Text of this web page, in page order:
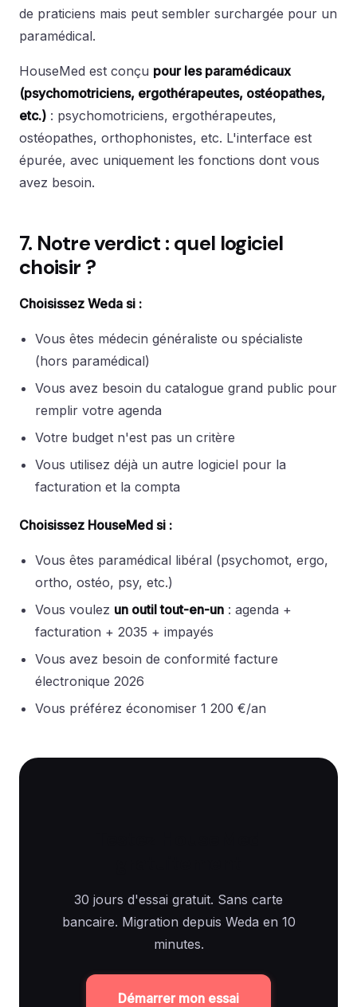
de praticiens mais peut sembler surchargée pour un
paramédical.
HouseMed est conçu pour les paramédicaux
(psychomotriciens, ergothérapeutes, ostéopathes,
etc.) : psychomotriciens, ergothérapeutes,
ostéopathes, orthophonistes, etc. L'interface est
épurée, avec uniquement les fonctions dont vous
avez besoin.
7. Notre verdict : quel logiciel
choisir ?
Choisissez Weda si :
Vous êtes médecin généraliste ou spécialiste
(hors paramédical)
Vous avez besoin du catalogue grand public pour
remplir votre agenda
Votre budget n'est pas un critère
Vous utilisez déjà un autre logiciel pour la
facturation et la compta
Choisissez HouseMed si :
Vous êtes paramédical libéral (psychomot, ergo,
ortho, ostéo, psy, etc.)
Vous voulez un outil tout-en-un : agenda +
facturation + 2035 + impayés
Vous avez besoin de conformité facture
électronique 2026
Vous préférez économiser 1 200 €/an
30 jours d'essai gratuit. Sans carte
bancaire. Migration depuis Weda en 10
minutes.
Démarrer mon essai